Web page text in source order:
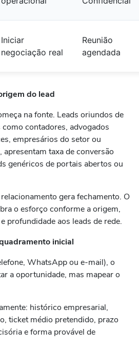
Iniciar
negociação real
Reunião
agendada
do lead
na fonte. Leads oriundos de
contadores, advogados
empresários do setor ou
taxa de conversão
genéricos de portais abertos ou
gera fechamento. O
o esforço conforme a origem,
profundidade aos leads de rede.
inicial
WhatsApp ou e-mail), o
a oportunidade, mas mapear o
histórico empresarial,
ticket médio pretendido, prazo
e forma provável de